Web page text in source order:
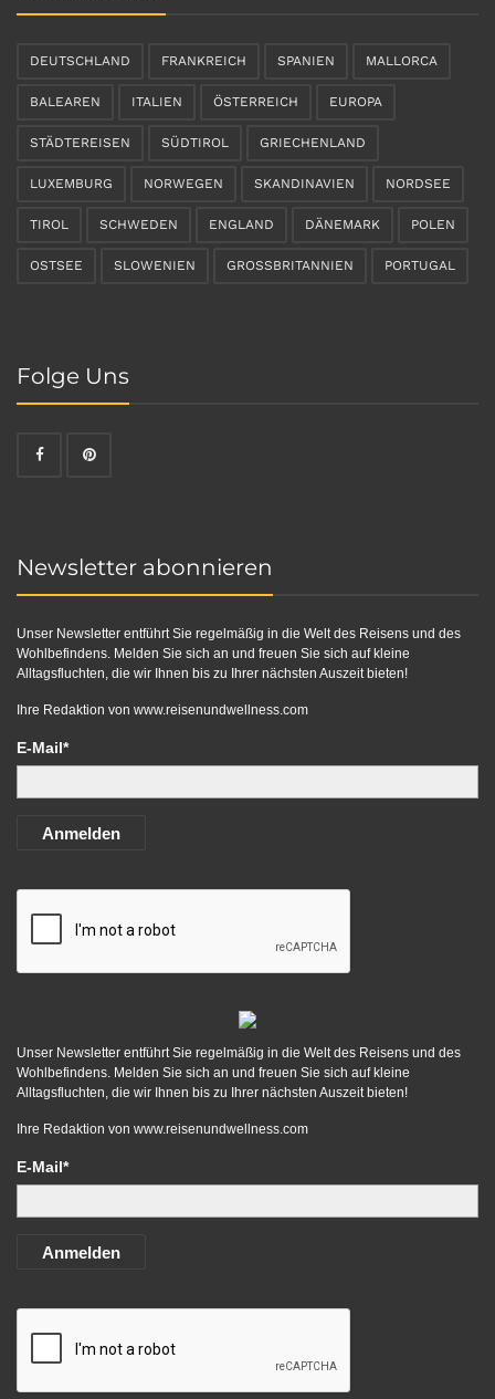
DEUTSCHLAND FRANKREICH SPANIEN MALLORCA
BALEAREN ITALIEN ÖSTERREICH EUROPA
STÄDTEREISEN SÜDTIROL GRIECHENLAND
LUXEMBURG NORWEGEN SKANDINAVIEN NORDSEE
TIROL SCHWEDEN ENGLAND DÄNEMARK POLEN
OSTSEE SLOWENIEN GROSSBRITANNIEN PORTUGAL
Folge Uns
Newsletter abonnieren
Unser Newsletter entführt Sie regelmäßig in die Welt des Reisens und des
Wohlbefindens. Melden Sie sich an und freuen Sie sich auf kleine
Alltagsfluchten, die wir Ihnen bis zu Ihrer nächsten Auszeit bieten!
Ihre Redaktion von www.reisenundwellness.com
E-Mail*
Anmelden
Unser Newsletter entführt Sie regelmäßig in die Welt des Reisens und des
Wohlbefindens. Melden Sie sich an und freuen Sie sich auf kleine
Alltagsfluchten, die wir Ihnen bis zu Ihrer nächsten Auszeit bieten!
Ihre Redaktion von www.reisenundwellness.com
E-Mail*
Anmelden